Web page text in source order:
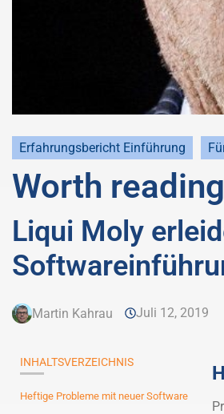
Erfahrungsbericht Einführung
Worth
Liqui Moly
Martin Kahrau Juli 12, 2019
INHALTSVERZEICHNIS
Heftige Probleme mit neuer Software